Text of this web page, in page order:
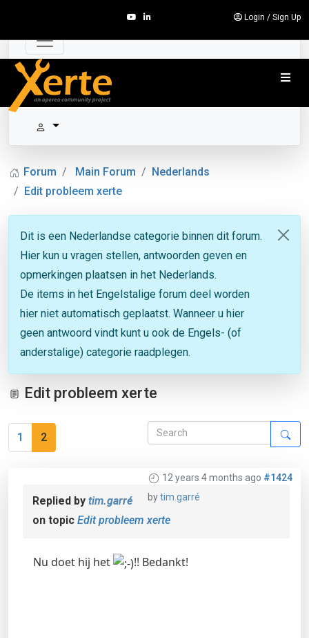
Login / Sign Up
Forum Main Forum
Nederlands
Edit probleem xerte
Dit is een Nederlandse categorie binnen dit forum.
Hier kun u vragen stellen, antwoorden geven en
opmerkingen plaatsen in het Nederlands.
De items in het Engelstalige forum deel worden
hier niet automatisch geplaatst. Wanneer u hier
geen antwoord vindt kunt u ook de Engels- (of
anderstalige) categorie raadplegen.
Edit probleem xerte
1 2
12 years 4 months ago #1424
bytim.garré
Replied by tim.garré
on topic Edit probleem xerte
Nu doet hij het !! Bedankt!